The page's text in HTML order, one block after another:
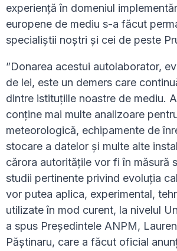
experiență în domeniul
europene de mediu s-a făcut
specialiștii noștri și cei de peste
”Donarea acestui autolaborator,
de lei, este un demers care
dintre istituțiile noastre de mediu.
conține mai multe analizoare
meteorologică, echipamente de
stocare a datelor și multe alte
cărora autoritățile vor fi în măsură
studii pertinente privind evoluția
vor putea aplica, experimental,
utilizate în mod curent, la nivelul
a spus Președintele ANPM,
Păștinaru, care a făcut oficial